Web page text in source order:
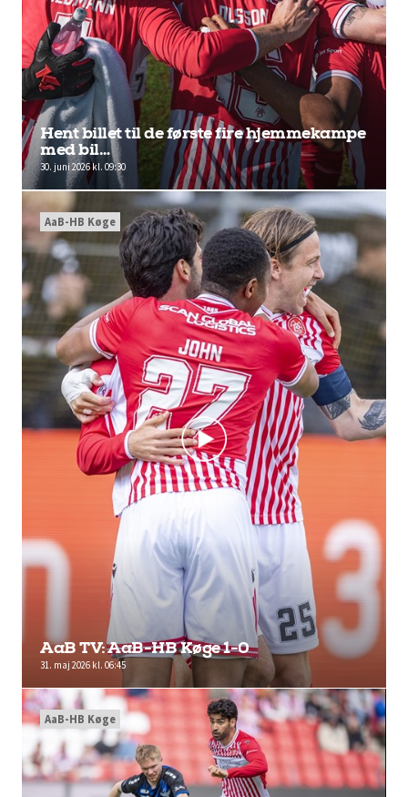
Hent billet til de første fire hjemmekampe
med bil…
30. juni 2026 kl. 09:30
AaB TV: AaB-HB Køge 1-0
31. maj 2026 kl. 06:45
AaB-HB Køge
AaB-HB Køge